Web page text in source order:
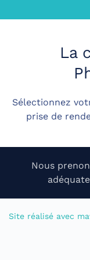
La
Sélectionnez
prise de
Nous
Site réalisé avec